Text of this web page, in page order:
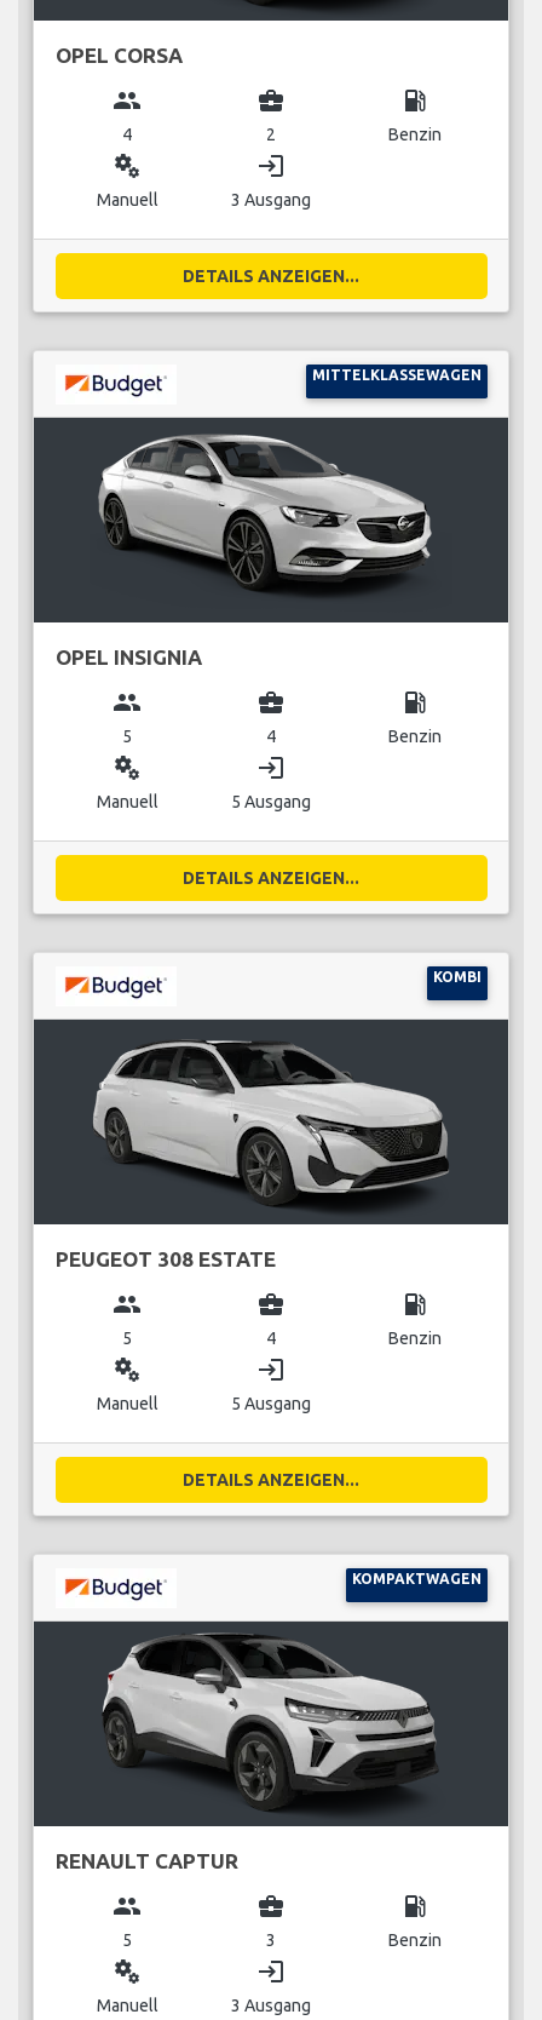
OPEL CORSA
group
4
business_center
2
local_gas_station
Benzin
miscellaneous_services
Manuell
login
3 Ausgang
DETAILS ANZEIGEN...
MITTELKLASSEWAGEN
OPEL INSIGNIA
group
5
business_center
4
local_gas_station
Benzin
miscellaneous_services
Manuell
login
5 Ausgang
DETAILS ANZEIGEN...
KOMBI
PEUGEOT 308 ESTATE
group
5
business_center
4
local_gas_station
Benzin
miscellaneous_services
Manuell
login
5 Ausgang
DETAILS ANZEIGEN...
KOMPAKTWAGEN
RENAULT CAPTUR
group
5
business_center
3
local_gas_station
Benzin
miscellaneous_services
Manuell
login
3 Ausgang